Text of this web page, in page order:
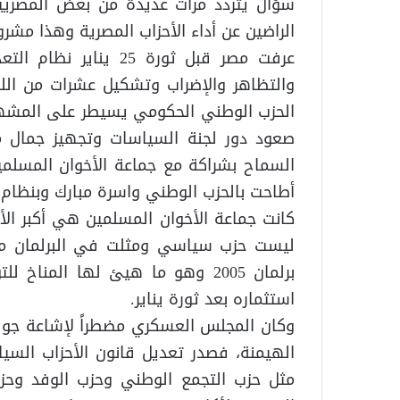
الراضين عن أداء الأحزاب المصرية وهذا
عرفت مصر قبل ثورة
والتظاهر والإضراب وتشكيل عشرات من
الحزب الوطني الحكومي يسيطر على
صعود دور لجنة السياسات وتجهيز جمال
السماح بشراكة مع جماعة الأخوان
أطاحت بالحزب الوطني واسرة مبارك
كانت جماعة الأخوان المسلمين هي أكبر
برلمان 2005 وهو ما هيئ لها
استثماره بعد ثورة يناير.
وكان المجلس العسكري مضطراً لإشاعة
الهيمنة، فصدر تعديل قانون الأحزاب
مثل حزب التجمع الوطني وحزب الوفد